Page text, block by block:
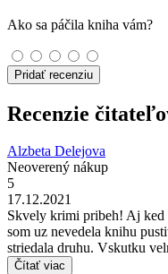
Ako sa páčila kniha vám?
Pridať recenziu
Recenzie
Alzbeta Delejova
Neoverený nákup
5
17.12.2021
Skvely krimi pribeh! Aj ked
som uz nevedela knihu
striedala druhu. Vskutku
Čítať viac